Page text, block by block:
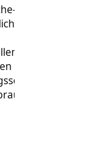
und
es uns,
für
und